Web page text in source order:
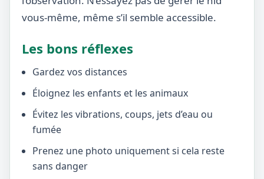
vous-même, même s’il semble accessible.
Les bons réflexes
Gardez vos distances
Éloignez les enfants et les animaux
Évitez les vibrations, coups, jets d’eau ou
fumée
Prenez une photo uniquement si cela reste
sans danger